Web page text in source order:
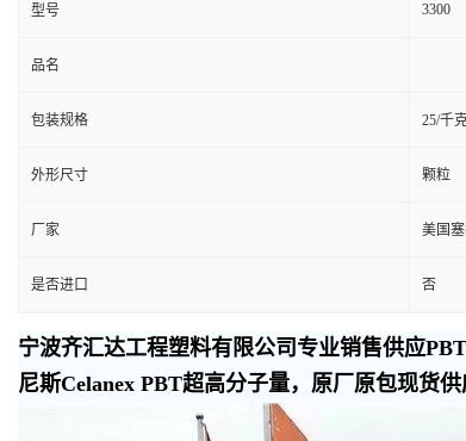
型号 3300
品名
包装规格 25/千
外形尺寸 颗粒
厂家 美国
是否进口 否
宁波齐汇达工程塑料有限公司专业销售供应
尼斯Celanex PBT超高分子量，原厂原包现货供